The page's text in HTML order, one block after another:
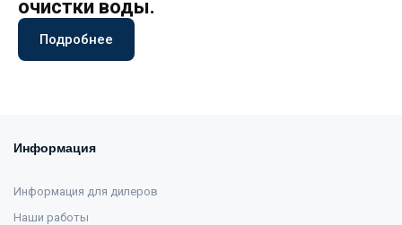
очистки воды.
Подробнее
Информация
Информация для дилеров
Наши работы